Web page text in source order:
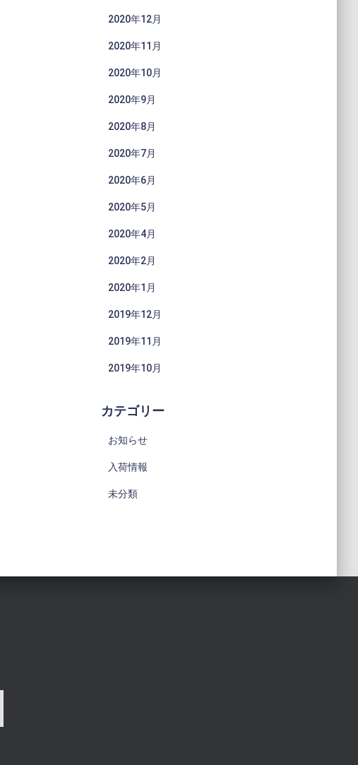
2020年12月
2020年11月
2020年10月
2020年9月
2020年8月
2020年7月
2020年6月
2020年5月
2020年4月
2020年2月
2020年1月
2019年12月
2019年11月
2019年10月
カテゴリー
お知らせ
入荷情報
未分類